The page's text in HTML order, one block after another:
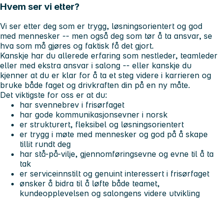
Hvem ser vi etter?
Vi ser etter deg som er trygg, løsningsorientert og god
med mennesker -- men også deg som tør å ta ansvar, se
hva som må gjøres og faktisk få det gjort.
Kanskje har du allerede erfaring som nestleder, teamleder
eller med ekstra ansvar i salong -- eller kanskje du
kjenner at du er klar for å ta et steg videre i karrieren og
bruke både faget og drivkraften din på en ny måte.
Det viktigste for oss er at du:
har svennebrev i frisørfaget
har gode kommunikasjonsevner i norsk
er strukturert, fleksibel og løsningsorientert
er trygg i møte med mennesker og god på å skape
tillit rundt deg
har stå-på-vilje, gjennomføringsevne og evne til å ta
tak
er serviceinnstilt og genuint interessert i frisørfaget
ønsker å bidra til å løfte både teamet,
kundeopplevelsen og salongens videre utvikling